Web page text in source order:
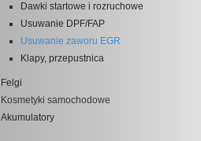
Dawki startowe i rozruchowe
Usuwanie DPF/FAP
Usuwanie zaworu EGR
Klapy, przepustnica
Felgi
Kosmetyki samochodowe
Akumulatory